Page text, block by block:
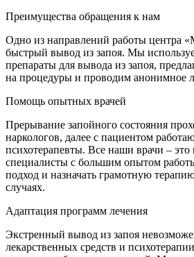
Преимущества обращения к нам
Одно из направлений работы центра
быстрый вывод из запоя. Мы
препараты для вывода из запоя,
на процедуры и проводим анонимное
Помощь опытных врачей
Прерывание запойного состояния
наркологов, далее с пациентом
психотерапевты. Все наши врачи –
специалисты с большим опытом
подход и назначать грамотную
случаях.
Адаптация программ лечения
Экстренный вывод из запоя
лекарственных средств и